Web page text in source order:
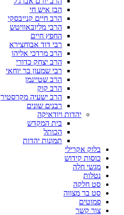
הבן איש חי
הרב חיים קנייבסקי
הרבי מליובאוויטש
החפץ חיים
רבי דוד אבוחצירא
הרב מרדכי אליהו
הרב יצחק כדורי
רבי שמעון בר יוחאי
הרב שטיינמן
הרב קוק
הרב ישעיה מקרסטיר
רבנים שונים
יהדות ויודאיקה
בית המקדש
הכותל
תמונות יהדות
בלוק אקרילי
כוסות קידוש
מגשי חלה
נטלות
סט חלקה
סט בר מצווה
פמוטים
צור קשר